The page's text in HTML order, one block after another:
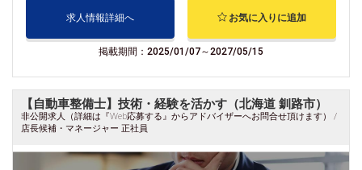
求人情報詳細へ お気に入りに追加
掲載期間：2025/01/07～2027/05/15
【自動車整備士】技術・経験を活かす（北海道 釧路市）
非公開求人（詳細は『Web応募する』からアドバイザーへお問合せ頂けます） /
店長候補・マネージャー 正社員